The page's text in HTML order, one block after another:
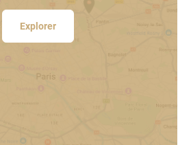
Explorer